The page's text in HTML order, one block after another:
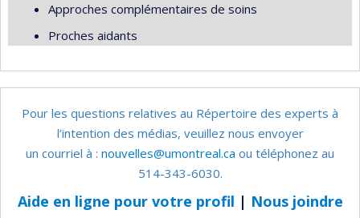
Approches complémentaires de soins
Proches aidants
Pour les questions relatives au Répertoire des experts à
l’intention des médias, veuillez nous envoyer
un courriel à : nouvelles@umontreal.ca ou téléphonez au
514-343-6030.
Aide en ligne pour votre profil | Nous joindre